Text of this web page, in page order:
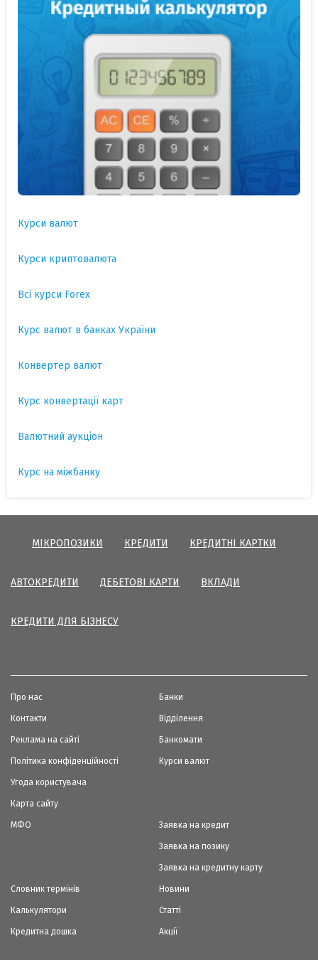
Курси валют
Курси криптовалюта
Всі курси Forex
Курс валют в банках України
Конвертер валют
Курс конвертації карт
Валютний аукціон
Курс на міжбанку
МІКРОПОЗИКИ КРЕДИТИ КРЕДИТНІ КАРТКИ
АВТОКРЕДИТИ ДЕБЕТОВІ КАРТИ ВКЛАДИ
КРЕДИТИ ДЛЯ БІЗНЕСУ
Про нас
Контакти
Реклама на сайті
Політика конфіденційності
Угода користувача
Карта сайту
Банки
Відділення
Банкомати
Курси валют
МФО Заявка на кредит
Заявка на позику
Заявка на кредитну карту
Словник термінів
Калькулятори
Кредитна дошка
Новини
Статті
Акції